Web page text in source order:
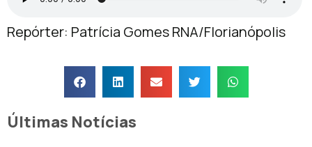
Repórter: Patrícia Gomes RNA/Florianópolis
Últimas Notícias